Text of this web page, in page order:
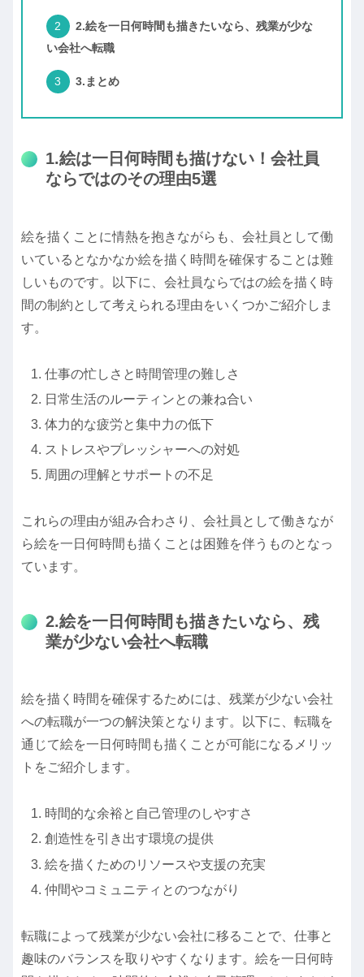
2.絵を一日何時間も描きたいなら、残業が少な
い会社へ転職
3.まとめ
1.絵は一日何時間も描けない！会社員
ならではのその理由5選
絵を描くことに情熱を抱きながらも、会社員として働
いているとなかなか絵を描く時間を確保することは難
しいものです。以下に、会社員ならではの絵を描く時
間の制約として考えられる理由をいくつかご紹介しま
す。
仕事の忙しさと時間管理の難しさ
日常生活のルーティンとの兼ね合い
体力的な疲労と集中力の低下
ストレスやプレッシャーへの対処
周囲の理解とサポートの不足
これらの理由が組み合わさり、会社員として働きなが
ら絵を一日何時間も描くことは困難を伴うものとなっ
ています。
2.絵を一日何時間も描きたいなら、残
業が少ない会社へ転職
絵を描く時間を確保するためには、残業が少ない会社
への転職が一つの解決策となります。以下に、転職を
通じて絵を一日何時間も描くことが可能になるメリッ
トをご紹介します。
時間的な余裕と自己管理のしやすさ
創造性を引き出す環境の提供
絵を描くためのリソースや支援の充実
仲間やコミュニティとのつながり
転職によって残業が少ない会社に移ることで、仕事と
趣味のバランスを取りやすくなります。絵を一日何時